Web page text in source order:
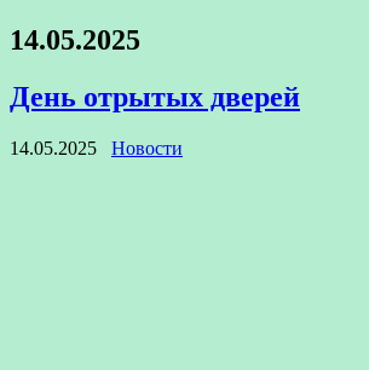
14.05.2025
День отрытых дверей
14.05.2025 Новости